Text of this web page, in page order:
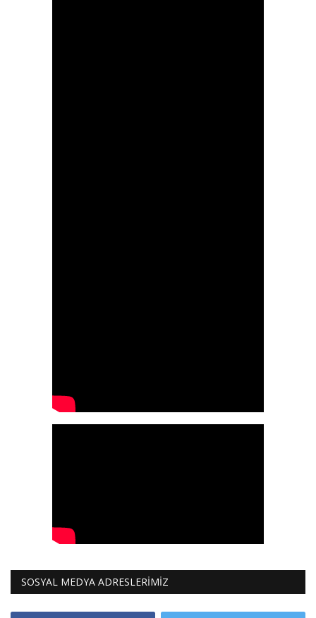
SOSYAL MEDYA ADRESLERİMİZ